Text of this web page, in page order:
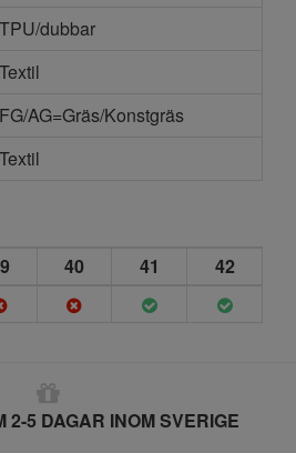
TPU/dubbar
Textil
FG/AG=Gräs/Konstgräs
Textil
40 41
42
2-5 DAGAR INOM SVERIGE